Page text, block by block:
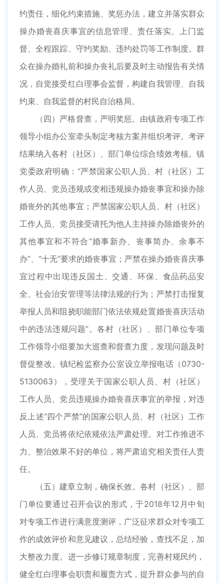
约责任，细化约束措施、奖惩办法，建立并落实群众
操办婚丧喜庆事宜的信息管理、责任落实、上门监
督、全程跟踪、守约奖励、违约处罚等工作制度。群
众在操办婚礼前和操办丧礼后要及时主动报告有关情
况，自觉接受红白理事会监督，构建自我管理、自我
约束、自我监督的村民自治格局。
（四）严格督查，严明奖惩。由镇政府专项工作
领导小组办公室牵头制定考核方案并组织考评。考评
结果纳入各村（社区）、部门单位综合绩效考核。镇
党委政府明确：“严禁国家公职人员、村（社区）工
作人员、党员违规或变相违规操办婚丧事宜和操办除
婚丧外的其他事宜；严禁国家公职人员、村（社区）
工作人员、党员接受请托为他人主持操办除婚丧外的
其他事宜和不符合“婚事新办、丧事简办、余事不
办”、“十无”要求的婚丧事宜；严禁在操办婚丧喜庆事
宜过程中出现违反国土、交通、环保、食品药品安
全、社会治安管理等法律法规的行为；严禁打击报复
举报人员和阻挠职能部门依法依规处置婚丧喜庆活动
中的违法违规问题”。各村（社区）、部门单位专项
工作领导小组要加大巡查和督查力度，发现问题及时
督促整改。镇纪检监察办公室设立举报电话（0730-
5130063），受理关于国家公职人员、村（社区）
工作人员、党员违规操办婚丧喜庆事宜的举报，对违
反上述“四个严禁”的国家公职人员、村（社区）工作
人员、党员将依纪依规依法严肃处理。对工作推进不
力、整治效果不好的单位，将严肃追究相关责任人责
任。
（五）建章立制，确保长效。各村（社区）、部
门单位要通过召开会议的形式，于2018年12月中旬
对专项工作进行满意度测评，广泛征求群众对专项工
作的成效评价和意见建议，总结经验，查找不足，加
大整改力度。进一步修订规章制度，完善村规民约，
健全红白理事会职责和履责方式，提升群众参与的自